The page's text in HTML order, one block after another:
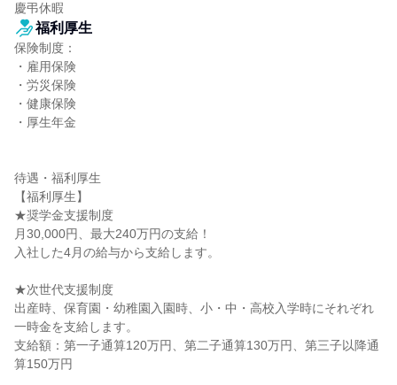
慶弔休暇
福利厚生
保険制度：
・雇用保険
・労災保険
・健康保険
・厚生年金
待遇・福利厚生
【福利厚生】
★奨学金支援制度
月30,000円、最大240万円の支給！
入社した4月の給与から支給します。
★次世代支援制度
出産時、保育園・幼稚園入園時、小・中・高校入学時にそれぞれ
一時金を支給します。
支給額：第一子通算120万円、第二子通算130万円、第三子以降通
算150万円